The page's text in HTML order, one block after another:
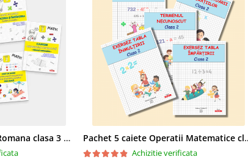
Pachet Matematica si Romana clasa 3 pentru copii - peste 340 pagini Pachet 5 caiete
Achizitie verificata